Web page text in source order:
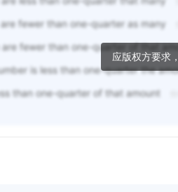
应版权方要求
fewer than one-quarter as many
are fewer than one-quarter of that
is less than one-quarter the
than one-quarter of that amount